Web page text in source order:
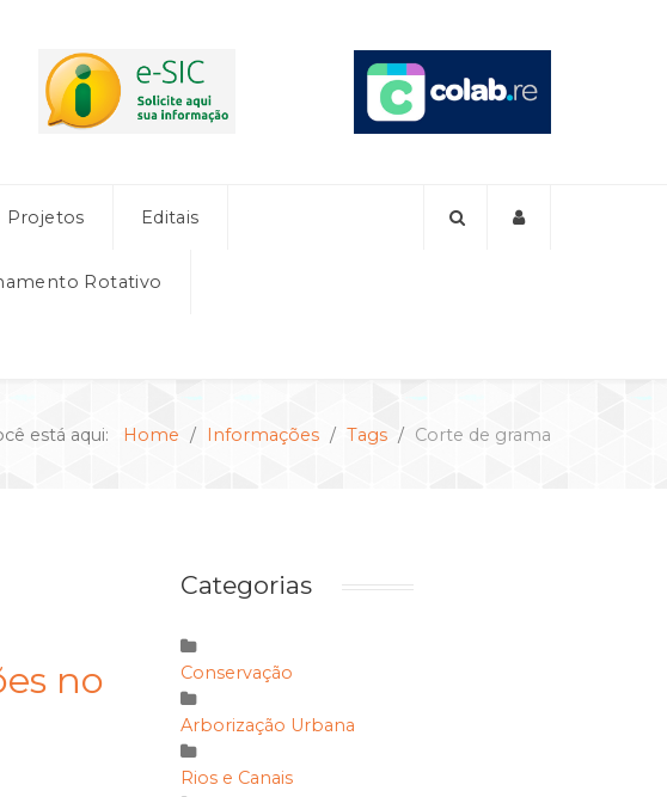
Projetos Editais
Rotativo
está aqui: Home Informações Tags Corte de grama
no
Categorias
Conservação
Arborização Urbana
Rios e Canais